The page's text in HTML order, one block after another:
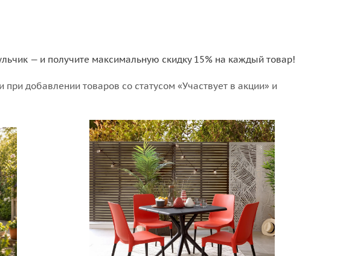
— и получите максимальную скидку 15% на каждый товар!
добавлении товаров со статусом «Участвует в акции» и